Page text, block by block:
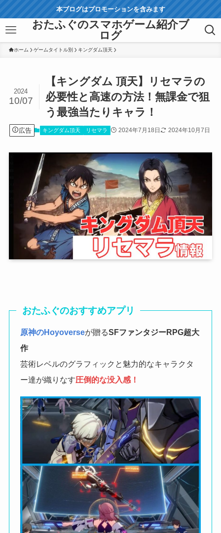
本ブログはプロモーションを含みます
おたふぐのスマホゲーム紹介ブ
ログ
ホーム ゲームタイトル別 キングダム頂天
【キングダム 頂天】リセマラの
必要性と高速の方法！無課金で狙
う最強当たりキャラ！
2024
10/07
広告 キングダム頂天 リセマラ 2024年7月18日 2024年10月7日
おたふぐのおすすめアプリ
原神のHoyoverseが贈るSFファンタジーRPG超大
作
芸術レベルのグラフィックと魅力的なキャラクタ
ー達が織りなす圧倒的な没入感！